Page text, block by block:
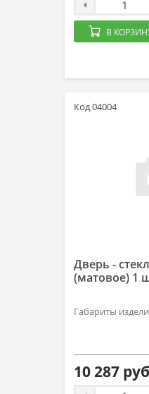
В
Код 04004
Дверь -
(матовое) 1
Габариты
10 287